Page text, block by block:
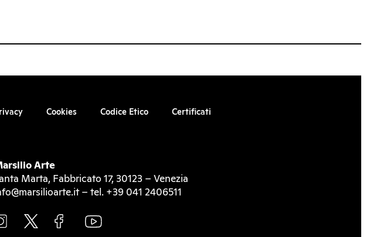
Cookies Codice Etico Certificati
Arte
Marta, Fabbricato 17, 30123 – Venezia
– tel. +39 041 2406511